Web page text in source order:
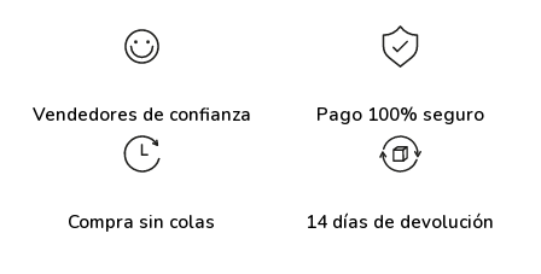
Vendedores de confianza Pago 100% seguro
Compra sin colas 14 días de devolución